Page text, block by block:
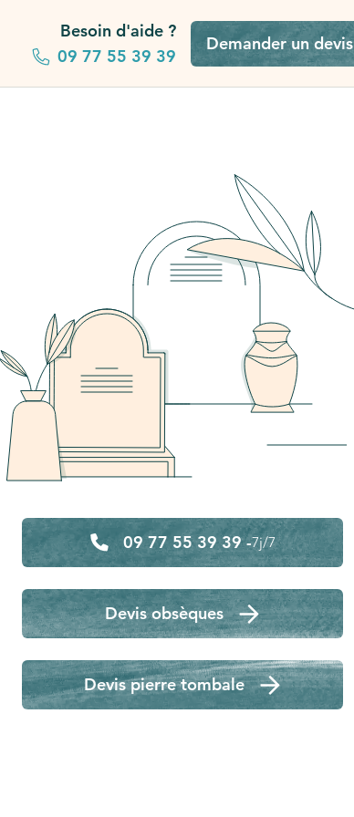
Besoin d'aide ?
09 77 55 39 39
Demander un devis
09 77 55 39 39 -7j/7
Devis obsèques
Devis pierre tombale